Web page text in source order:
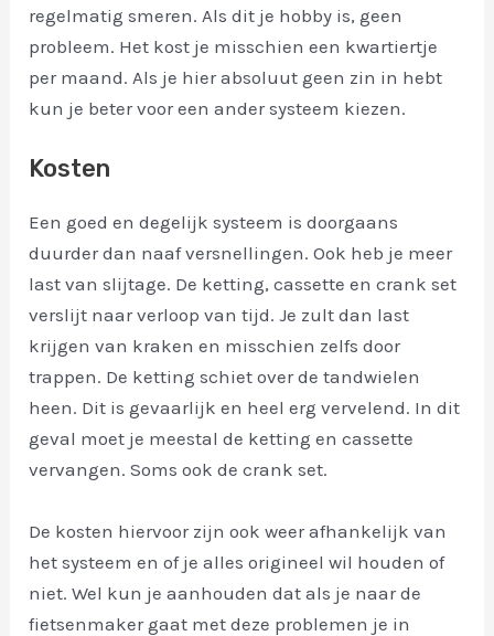
regelmatig smeren. Als dit je hobby is, geen
probleem. Het kost je misschien een kwartiertje
per maand. Als je hier absoluut geen zin in hebt
kun je beter voor een ander systeem kiezen.
Kosten
Een goed en degelijk systeem is doorgaans
duurder dan naaf versnellingen. Ook heb je meer
last van slijtage. De ketting, cassette en crank set
verslijt naar verloop van tijd. Je zult dan last
krijgen van kraken en misschien zelfs door
trappen. De ketting schiet over de tandwielen
heen. Dit is gevaarlijk en heel erg vervelend. In dit
geval moet je meestal de ketting en cassette
vervangen. Soms ook de crank set.
De kosten hiervoor zijn ook weer afhankelijk van
het systeem en of je alles origineel wil houden of
niet. Wel kun je aanhouden dat als je naar de
fietsenmaker gaat met deze problemen je in